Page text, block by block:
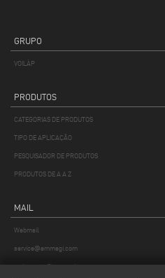
GRUPO
VOILÀP
PRODUTOS
CATEGORIAS DE PRODUTOS
TIPO DE APLICAÇÃO
PESQUISADOR DE PRODUTOS
PRODUTOS DE A A Z
MAIL
Webmail
service@emmegi.com
webmaster@emmegi.com